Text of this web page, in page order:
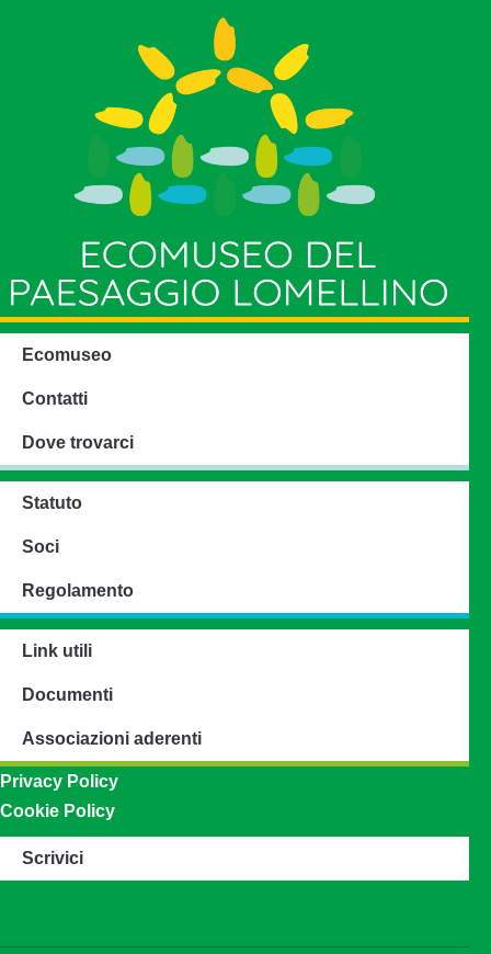
Ecomuseo
Contatti
Dove trovarci
Statuto
Soci
Regolamento
Link utili
Documenti
Associazioni aderenti
Privacy Policy
Cookie Policy
Scrivici